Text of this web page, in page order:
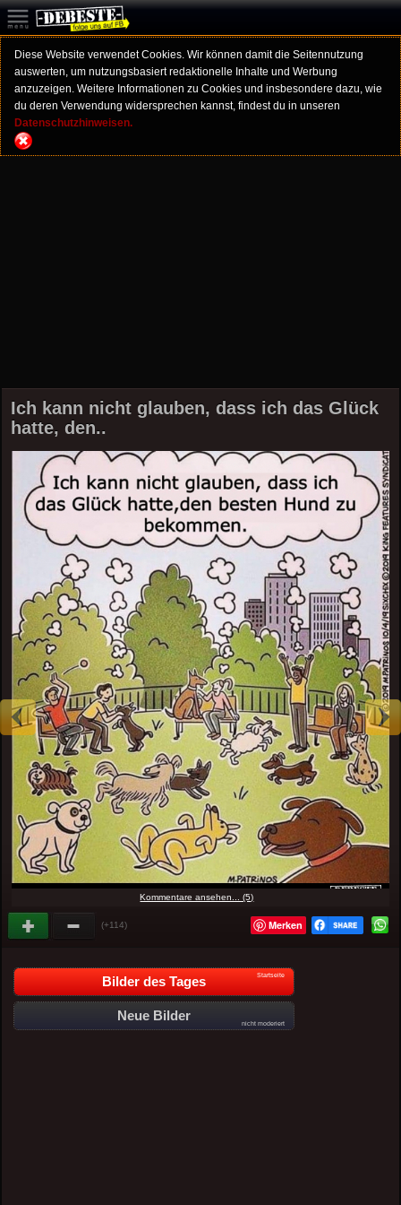
Diese Website verwendet Cookies. Wir können damit die Seitennutzung
auswerten, um nutzungsbasiert redaktionelle Inhalte und Werbung
anzuzeigen. Weitere Informationen zu Cookies und insbesondere dazu, wie
du deren Verwendung widersprechen kannst, findest du in unseren
Datenschutzhinweisen.
Ich kann nicht glauben, dass ich das Glück
hatte, den..
Kommentare ansehen... (5)
(+114) Merken
Bilder des Tages Startseite
Neue Bilder
nicht moderiert